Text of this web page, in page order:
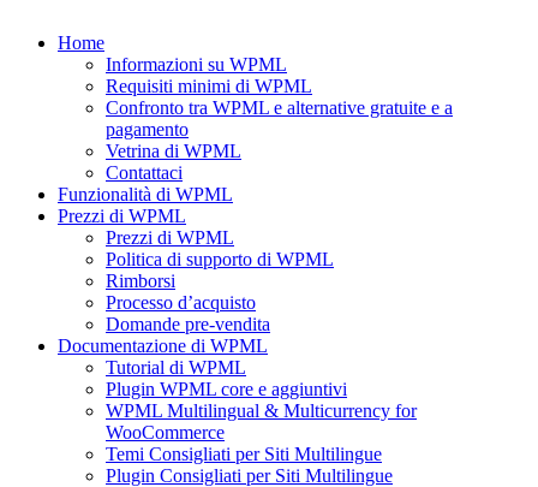
Home
Informazioni su WPML
Requisiti minimi di WPML
Confronto tra WPML e alternative gratuite e a
pagamento
Vetrina di WPML
Contattaci
Funzionalità di WPML
Prezzi di WPML
Prezzi di WPML
Politica di supporto di WPML
Rimborsi
Processo d’acquisto
Domande pre-vendita
Documentazione di WPML
Tutorial di WPML
Plugin WPML core e aggiuntivi
WPML Multilingual & Multicurrency for
WooCommerce
Temi Consigliati per Siti Multilingue
Plugin Consigliati per Siti Multilingue